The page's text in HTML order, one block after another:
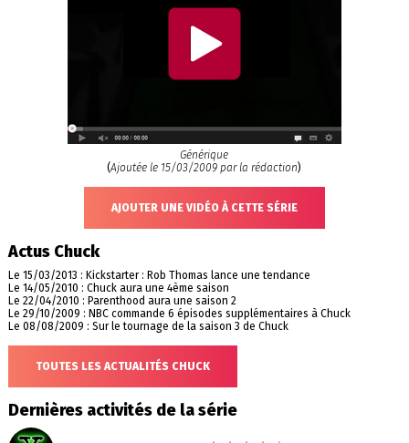
Générique
(Ajoutée le 15/03/2009 par la rédaction)
AJOUTER UNE VIDÉO À CETTE SÉRIE
Actus Chuck
Le 15/03/2013 : Kickstarter : Rob Thomas lance une tendance
Le 14/05/2010 : Chuck aura une 4ème saison
Le 22/04/2010 : Parenthood aura une saison 2
Le 29/10/2009 : NBC commande 6 épisodes supplémentaires à Chuck
Le 08/08/2009 : Sur le tournage de la saison 3 de Chuck
TOUTES LES ACTUALITÉS CHUCK
Dernières activités de la série